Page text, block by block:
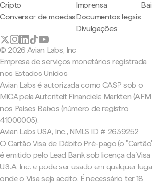
Cripto
Conversor de moedas
Imprensa
Documentos legais
Divulgações
© 2026 Avian Labs, Inc
Empresa de serviços monetários registrada
nos Estados Unidos
Avian Labs é autorizada como CASP sob o
MiCA pela Autoriteit Financiële Markten
nos Países Baixos (número de registro
41000005).
Avian Labs USA, Inc., NMLS ID # 2639252
O Cartão Visa de Débito Pré-pago (o
é emitido pelo Lead Bank sob licença da Visa
U.S.A. Inc. e pode ser usado em qualquer
onde o Visa seja aceito. É necessário ter 18